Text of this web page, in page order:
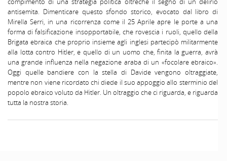
antisemita. Dimenticare questo sfondo storico, evocato dal libro di
Mirella Serri, in una ricorrenza come il 25 Aprile apre le porte a una
forma di falsificazione insopportabile, che rovescia i ruoli, quello della
Brigata ebraica che proprio insieme agli inglesi partecipò militarmente
alla lotta contro Hitler, e quello di un uomo che, finita la guerra, avrà
una grande influenza nella negazione araba di un «focolare ebraico».
Oggi quelle bandiere con la stella di Davide vengono oltraggiate,
mentre non viene ricordato chi diede il suo appoggio allo sterminio del
popolo ebraico voluto da Hitler. Un oltraggio che ci riguarda, e riguarda
tutta la nostra storia.